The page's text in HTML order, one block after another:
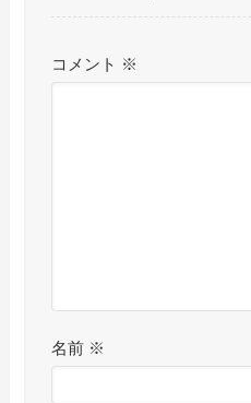
コメント ※
名前 ※